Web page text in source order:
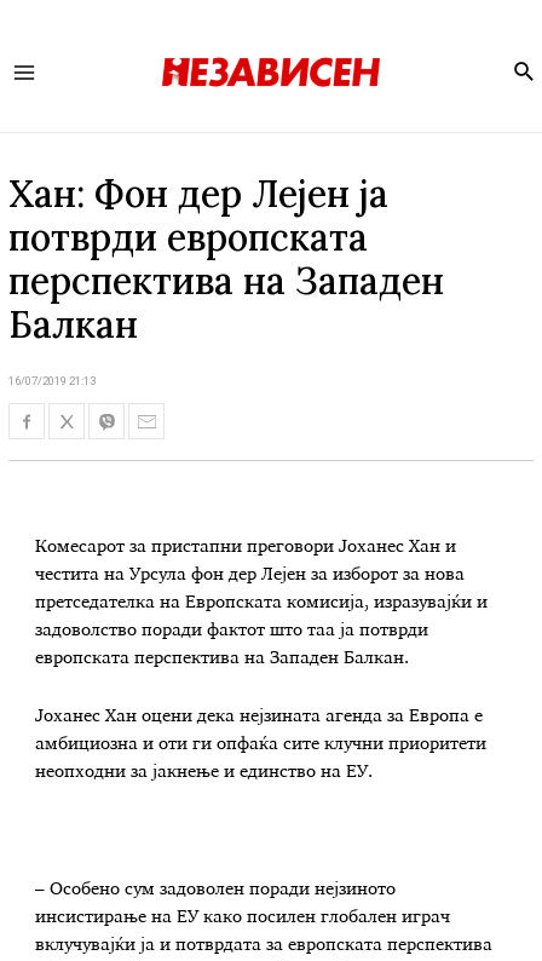
Хан: Фон дер Лејен ја
потврди европската
перспектива на Западен
Балкан
16/07/2019 21:13
Комесарот за пристапни преговори Јоханес Хан и
честита на Урсула фон дер Лејен за изборот за нова
претседателка на Европската комисија, изразувајќи и
задоволство поради фактот што таа ја потврди
европската перспектива на Западен Балкан.
Јоханес Хан оцени дека нејзината агенда за Европа е
амбициозна и оти ги опфаќа сите клучни приоритети
неопходни за јакнење и единство на ЕУ.
– Особено сум задоволен поради нејзиното
инсистирање на ЕУ како посилен глобален играч
вклучувајќи ја и потврдата за европската перспектива